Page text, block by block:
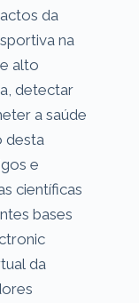
da
na
alto
detectar
a saúde
desta
e
científicas
bases
da